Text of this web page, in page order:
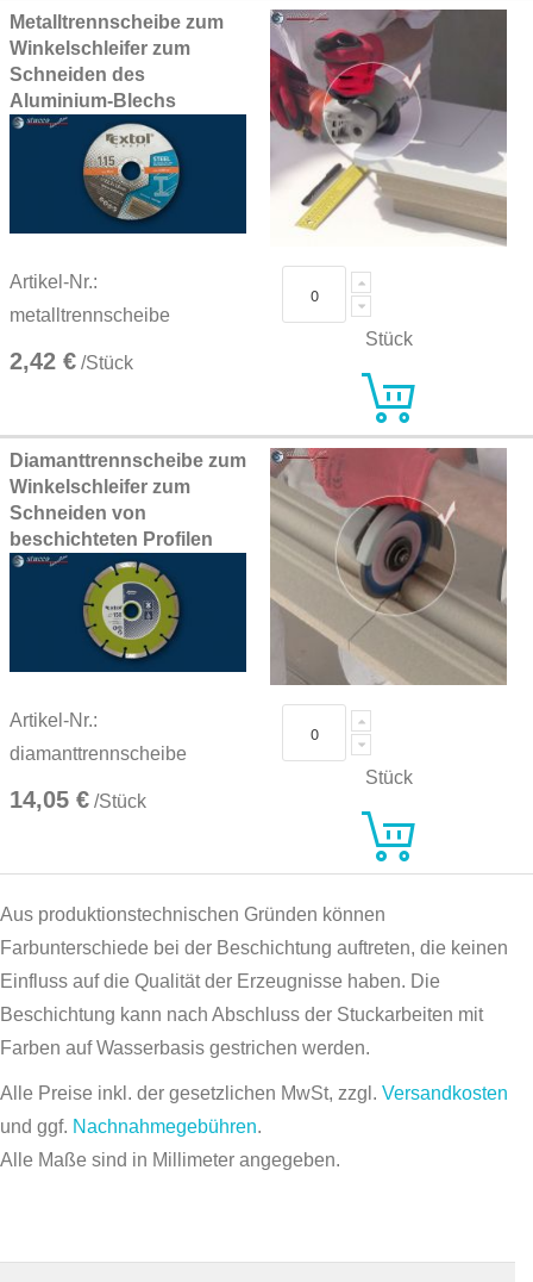
Metalltrennscheibe zum
Winkelschleifer zum
Schneiden des
Aluminium-Blechs
Artikel-Nr.:
metalltrennscheibe
2,42 € /Stück
Stück
Diamanttrennscheibe zum
Winkelschleifer zum
Schneiden von
beschichteten Profilen
Artikel-Nr.:
diamanttrennscheibe
14,05 € /Stück
Stück
Aus produktionstechnischen Gründen können
Farbunterschiede bei der Beschichtung auftreten, die keinen
Einfluss auf die Qualität der Erzeugnisse haben. Die
Beschichtung kann nach Abschluss der Stuckarbeiten mit
Farben auf Wasserbasis gestrichen werden.
Alle Preise inkl. der gesetzlichen MwSt, zzgl. Versandkosten
und ggf. Nachnahmegebühren.
Alle Maße sind in Millimeter angegeben.